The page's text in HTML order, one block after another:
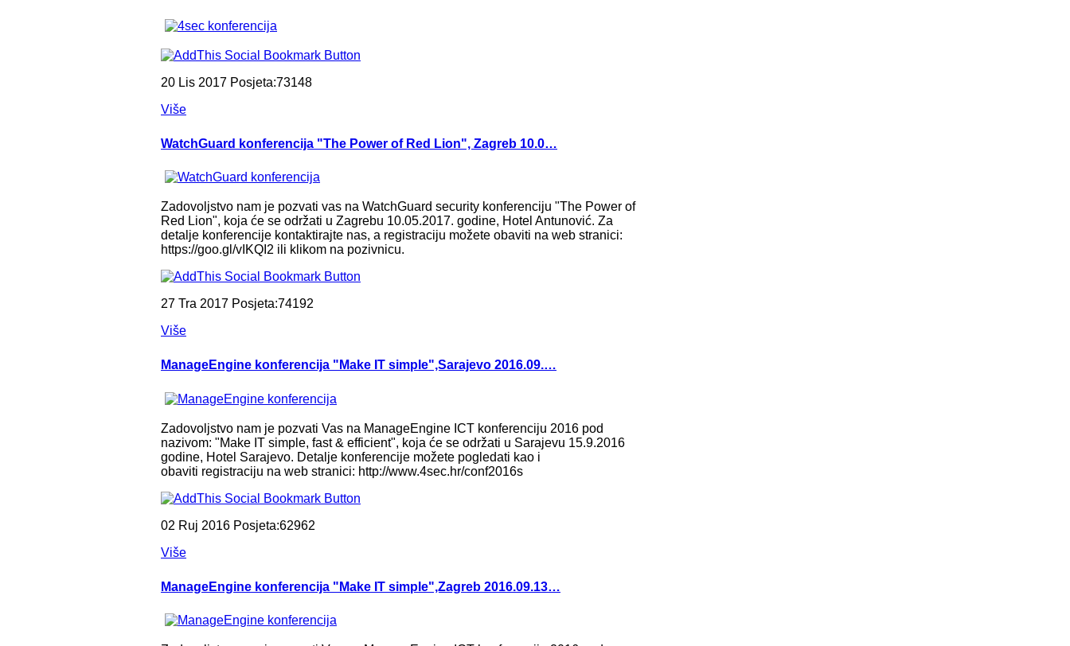
20 Lis 2017 Posjeta:73148
Više
WatchGuard konferencija "The Power of Red Lion", Zagreb 10.0…
Zadovoljstvo nam je pozvati vas na WatchGuard security konferenciju "The Power of
Red Lion", koja će se održati u Zagrebu 10.05.2017. godine, Hotel Antunović. Za
detalje konferencije kontaktirajte nas, a registraciju možete obaviti na web stranici:
https://goo.gl/vIKQI2 ili klikom na pozivnicu.
27 Tra 2017 Posjeta:74192
Više
ManageEngine konferencija "Make IT simple",Sarajevo 2016.09.…
Zadovoljstvo nam je pozvati Vas na ManageEngine ICT konferenciju 2016 pod
nazivom: "Make IT simple, fast & efficient", koja će se održati u Sarajevu 15.9.2016
godine, Hotel Sarajevo. Detalje konferencije možete pogledati kao i
obaviti registraciju na web stranici: http://www.4sec.hr/conf2016s
02 Ruj 2016 Posjeta:62962
Više
ManageEngine konferencija "Make IT simple",Zagreb 2016.09.13…